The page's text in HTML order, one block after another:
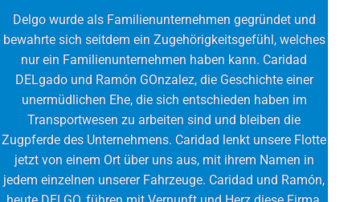
Delgo wurde als Familienunternehmen gegründet und
bewahrte sich seitdem ein Zugehörigkeitsgefühl, welches
nur ein Familienunternehmen haben kann. Caridad
DELgado und Ramón GOnzalez, die Geschichte einer
unermüdlichen Ehe, die sich entschieden haben im
Transportwesen zu arbeiten sind und bleiben die
Zugpferde des Unternehmens. Caridad lenkt unsere Flotte
jetzt von einem Ort über uns aus, mit ihrem Namen in
jedem einzelnen unserer Fahrzeuge. Caridad und Ramón,